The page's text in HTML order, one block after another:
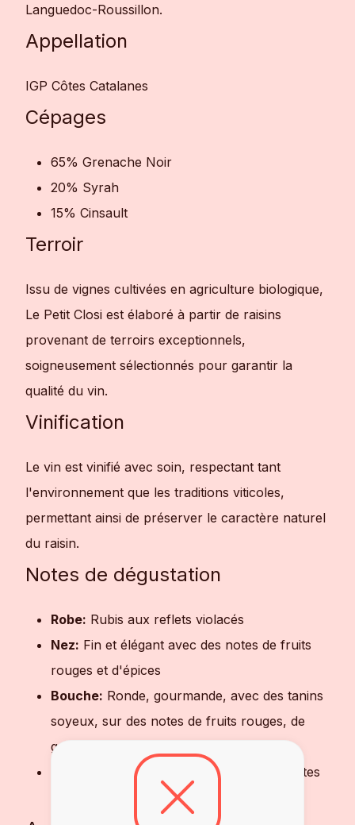
Languedoc-Roussillon.
Appellation
IGP Côtes Catalanes
Cépages
65% Grenache Noir
20% Syrah
15% Cinsault
Terroir
Issu de vignes cultivées en agriculture biologique,
Le Petit Closi est élaboré à partir de raisins
provenant de terroirs exceptionnels,
soigneusement sélectionnés pour garantir la
qualité du vin.
Vinification
Le vin est vinifié avec soin, respectant tant
l'environnement que les traditions viticoles,
permettant ainsi de préserver le caractère naturel
du raisin.
Notes de dégustation
Robe: Rubis aux reflets violacés
Nez: Fin et élégant avec des notes de fruits
rouges et d'épices
Bouche: Ronde, gourmande, avec des tanins
soyeux, sur des notes de fruits rouges, de
garrigue et d'épices.
Longue et persistante avec des notes